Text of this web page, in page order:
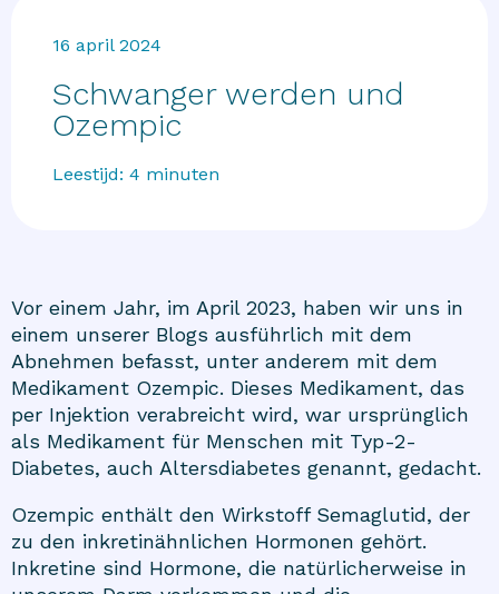
16 april 2024
Schwanger werden und
Ozempic
Leestijd:4 minuten
Vor einem Jahr, im April 2023, haben wir uns in
einem unserer Blogs ausführlich mit dem
Abnehmen befasst, unter anderem mit dem
Medikament Ozempic. Dieses Medikament, das
per Injektion verabreicht wird, war ursprünglich
als Medikament für Menschen mit Typ-2-
Diabetes, auch Altersdiabetes genannt, gedacht.
Ozempic enthält den Wirkstoff Semaglutid, der
zu den inkretinähnlichen Hormonen gehört.
Inkretine sind Hormone, die natürlicherweise in